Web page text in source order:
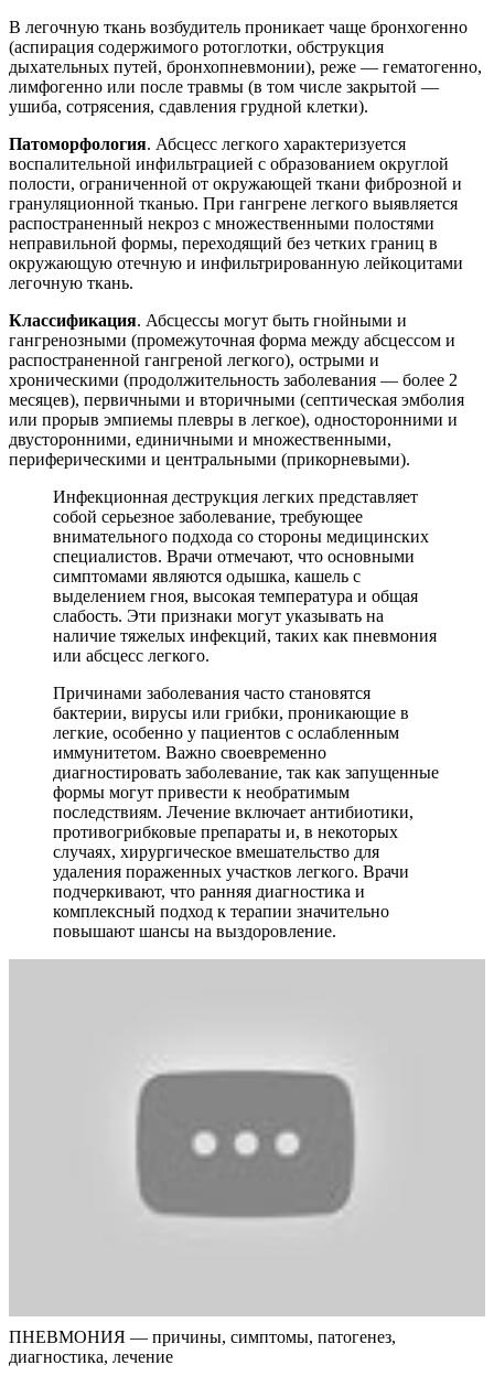
В легочную ткань возбудитель проникает чаще бронхогенно
(аспирация содержимого ротоглотки, обструкция
дыхательных путей, бронхопневмонии), реже — гематогенно,
лимфогенно или после травмы (в том числе закрытой —
ушиба, сотрясения, сдавления грудной клетки).
Патоморфология. Абсцесс легкого характеризуется
воспалительной инфильтрацией с образованием округлой
полости, ограниченной от окружающей ткани фиброзной и
грануляционной тканью. При гангрене легкого выявляется
распостраненный некроз с множественными полостями
неправильной формы, переходящий без четких границ в
окружающую отечную и инфильтрированную лейкоцитами
легочную ткань.
Классификация. Абсцессы могут быть гнойными и
гангренозными (промежуточная форма между абсцессом и
распостраненной гангреной легкого), острыми и
хроническими (продолжительность заболевания — более 2
месяцев), первичными и вторичными (септическая эмболия
или прорыв эмпиемы плевры в легкое), односторонними и
двусторонними, единичными и множественными,
периферическими и центральными (прикорневыми).
Инфекционная деструкция легких представляет
собой серьезное заболевание, требующее
внимательного подхода со стороны медицинских
специалистов. Врачи отмечают, что основными
симптомами являются одышка, кашель с
выделением гноя, высокая температура и общая
слабость. Эти признаки могут указывать на
наличие тяжелых инфекций, таких как пневмония
или абсцесс легкого.
Причинами заболевания часто становятся
бактерии, вирусы или грибки, проникающие в
легкие, особенно у пациентов с ослабленным
иммунитетом. Важно своевременно
диагностировать заболевание, так как запущенные
формы могут привести к необратимым
последствиям. Лечение включает антибиотики,
противогрибковые препараты и, в некоторых
случаях, хирургическое вмешательство для
удаления пораженных участков легкого. Врачи
подчеркивают, что ранняя диагностика и
комплексный подход к терапии значительно
повышают шансы на выздоровление.
ПНЕВМОНИЯ — причины, симптомы, патогенез,
диагностика, лечение